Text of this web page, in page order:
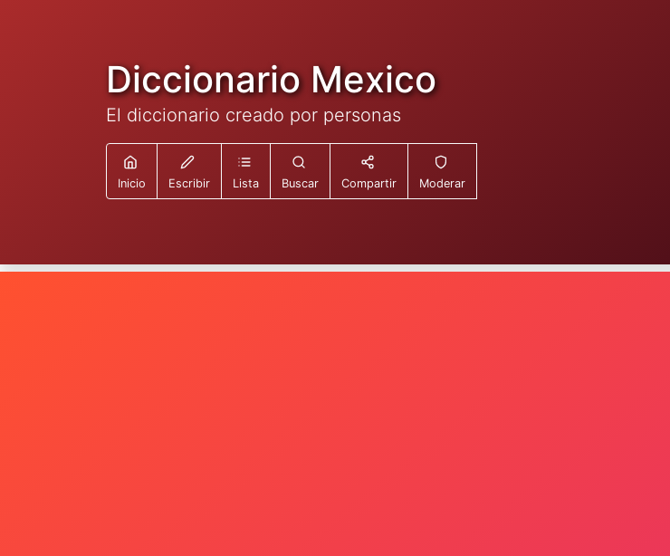
Diccionario Mexico
El diccionario creado por personas
Inicio Escribir Lista Buscar Compartir Moderar